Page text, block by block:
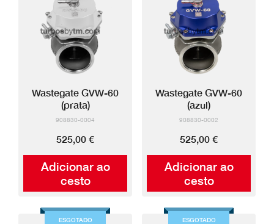
Adicionar ao
cesto
Wastegate GVW-60
(prata)
908830-0004
525,00 €
Adicionar ao
cesto
Wastegate GVW-60
(azul)
908830-0002
525,00 €
ESGOTADO ESGOTADO